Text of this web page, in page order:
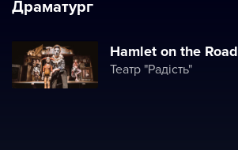
Драматург
Hamlet on the Road
Театр "Радість"